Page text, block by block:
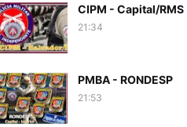
CIPM - Capital/RMS
21:34
PMBA - RONDESP
21:53